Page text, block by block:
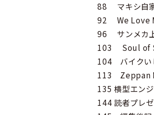
88 マキシ自
92 We Love
96 サンメカ
103 Soul of
104 バイクい
113 Zeppan
135 横型エン
144 読者プレ